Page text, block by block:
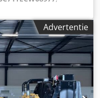
kg
laadruimte: 352 x
418 l
op met Team DPX
en accessoires =
-
Advertentie